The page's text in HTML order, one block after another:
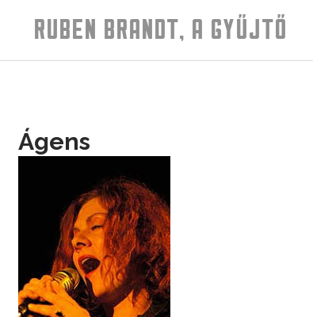
RUBEN BRANDT, A GYŰJTŐ
Ágens